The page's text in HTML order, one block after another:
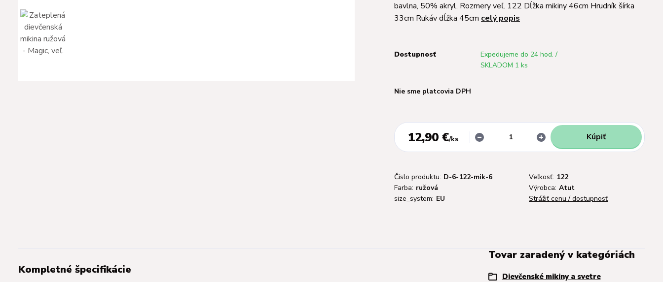
bavlna, 50% akryl. Rozmery veľ. 122 Dĺžka mikiny 46cm Hrudník šírka
33cm Rukáv dĺžka 45cm celý popis
Dostupnosť
Expedujeme do 24 hod. /
SKLADOM 1 ks
Nie sme platcovia DPH
12,90 €/ks Kúpiť
Číslo produktu: D-6-122-mik-6 Veľkosť: 122
Farba: ružová Výrobca: Atut
size_system: EU Strážiť cenu / dostupnosť
Kompletné špecifikácie
Tovar zaradený v kategóriách
Dievčenské mikiny a svetre